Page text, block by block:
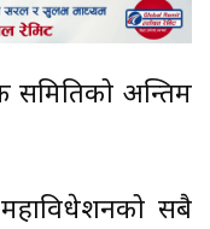
समितिको अन्तिम
महाविधेशनको सबै